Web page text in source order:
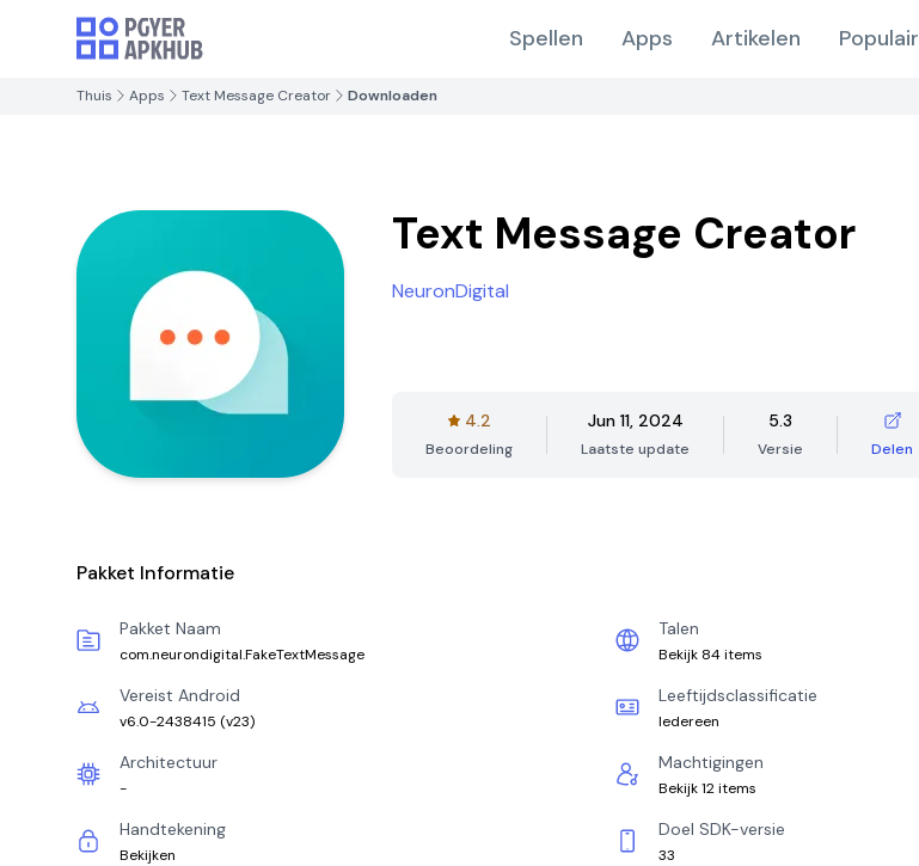
Spellen Apps Artikelen Populair
Thuis Apps Text Message Creator Downloaden
Text Message Creator
NeuronDigital
4.2
Beoordeling
Jun 11, 2024
Laatste update
5.3
Versie Delen
Pakket Informatie
Pakket Naam
com.neurondigital.FakeTextMessage
Talen
Bekijk 84 items
Vereist Android
v6.0-2438415 (v23)
Leeftijdsclassificatie
Iedereen
Architectuur
-
Machtigingen
Bekijk 12 items
Handtekening
Bekijken
Doel SDK-versie
33